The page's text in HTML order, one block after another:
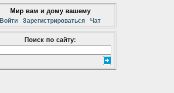
Мир вам и дому вашему
Войти Зарегистрироваться Чат
Поиск по сайту: